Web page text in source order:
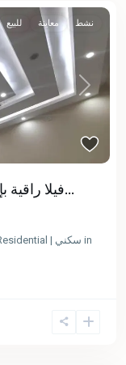
Next
للبيع معاينة نشط
فيلا راقية بإطلالة بحرية خلابة في منطقة حجيف...
Residential | سكني in